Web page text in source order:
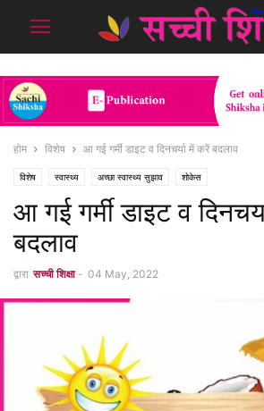
होम विशेष आ गई गर्मी डाइट व दिनचर्या में करें बदलाव
विशेष स्वास्थ्य अच्छा स्वास्थ्य सुझाव शोकेस
आ गई गर्मी डाइट व
बदलाव
द्वारा सच्ची शिक्षा - 04 May, 2022